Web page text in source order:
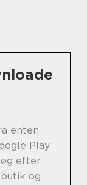
enten
Play
efter
og